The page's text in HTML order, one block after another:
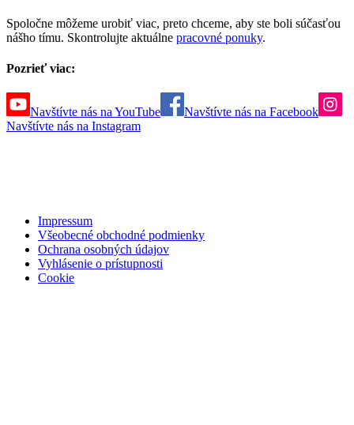
Spoločne môžeme urobiť viac, preto chceme, aby ste boli súčasťou
nášho tímu. Skontrolujte aktuálne pracovné ponuky.
Pozrieť viac:
Navštívte nás na YouTube
Navštívte nás na Facebook
Navštívte nás na Instagram
Impressum
Všeobecné obchodné podmienky
Ochrana osobných údajov
Vyhlásenie o prístupnosti
Cookie